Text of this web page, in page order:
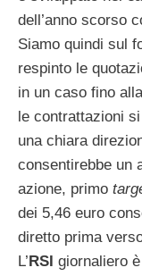
dell’anno scorso
Siamo quindi sul
respinto le
in un caso fino
le contrattazioni
una chiara
consentirebbe un
azione, primo
dei 5,46 euro
diretto prima
L’ RSI giornaliero